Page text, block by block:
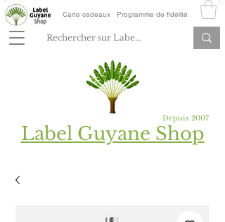
Carte cadeaux Programme de fidélité
Depuis 2007
Label Guyane Shop